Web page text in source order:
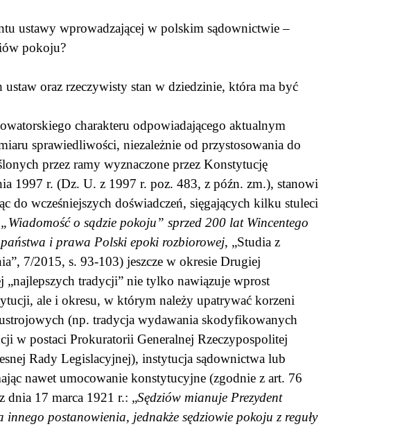
ustawy wprowadzającej w polskim sądownictwie –
pokoju?
oraz rzeczywisty stan w dziedzinie, która ma być
charakteru odpowiadającego aktualnym
sprawiedliwości, niezależnie od przystosowania do
przez ramy wyznaczone przez Konstytucję
1997 r. (Dz. U. z 1997 r. poz. 483, z późn. zm.), stanowi
do wcześniejszych doświadczeń, sięgających kilku stuleci
„Wiadomość o sądzie pokoju” sprzed 200 lat Wincentego
i prawa Polski epoki rozbiorowej, „Studia z
7/2015, s. 93-103) jeszcze w okresie Drugiej
tradycji” nie tylko nawiązuje wprost
ale i okresu, w którym należy upatrywać korzeni
(np. tradycja wydawania skodyfikowanych
w postaci Prokuratorii Generalnej Rzeczypospolitej
Rady Legislacyjnej), instytucja sądownictwa lub
nawet umocowanie konstytucyjne (zgodnie z art. 76
dnia 17 marca 1921 r.: „Sędziów mianuje Prezydent
postanowienia, jednakże sędziowie pokoju z reguły